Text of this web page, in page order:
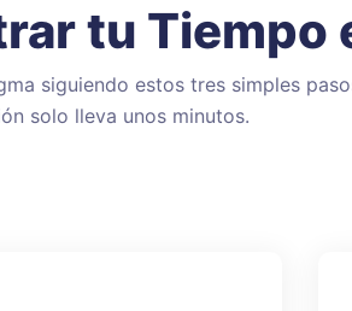
tu Tiempo
siguiendo estos tres simples
solo lleva unos minutos.